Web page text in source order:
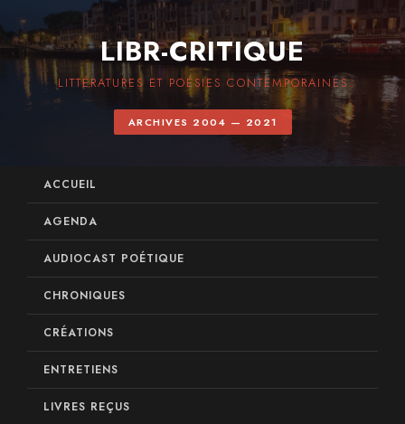
LIBR-CRITIQUE
LITTÉRATURES ET POÉSIES CONTEMPORAINES
ARCHIVES 2004 — 2021
ACCUEIL
AGENDA
AUDIOCAST POÉTIQUE
CHRONIQUES
CRÉATIONS
ENTRETIENS
LIVRES REÇUS